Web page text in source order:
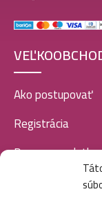
Ako postupovať
Registrácia
Doprava a platba